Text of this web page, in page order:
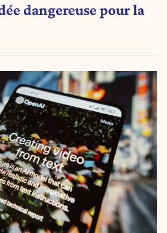
dangereuse pour la